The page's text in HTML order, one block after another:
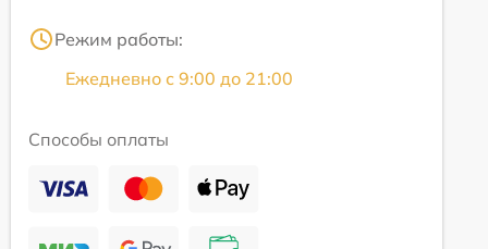
Режим работы:
Ежедневно с 9:00 до 21:00
Способы оплаты